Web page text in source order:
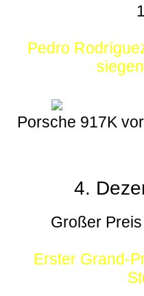
Pedro
Porsche 917K
4.
Großer
Erster Grand-